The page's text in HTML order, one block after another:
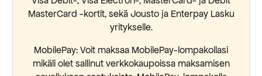
MasterCard -kortit, sekä Jousto ja Enterpay Lasku
yritykselle.
MobilePay: Voit maksaa MobilePay-lompakollasi
mikäli olet sallinut verkkokaupoissa maksamisen